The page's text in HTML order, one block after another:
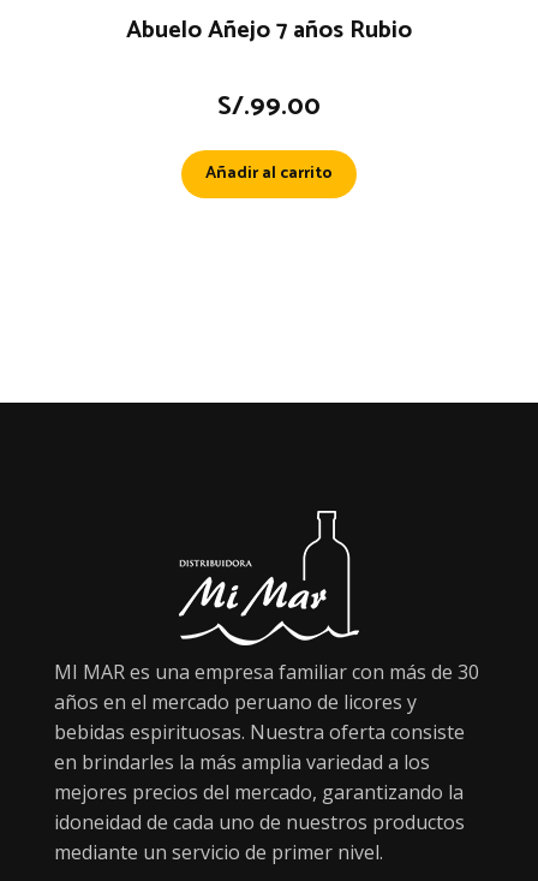
Abuelo Añejo 7 años Rubio
S/.99.00
Añadir al carrito
MI MAR es una empresa familiar con más de 30
años en el mercado peruano de licores y
bebidas espirituosas. Nuestra oferta consiste
en brindarles la más amplia variedad a los
mejores precios del mercado, garantizando la
idoneidad de cada uno de nuestros productos
mediante un servicio de primer nivel.